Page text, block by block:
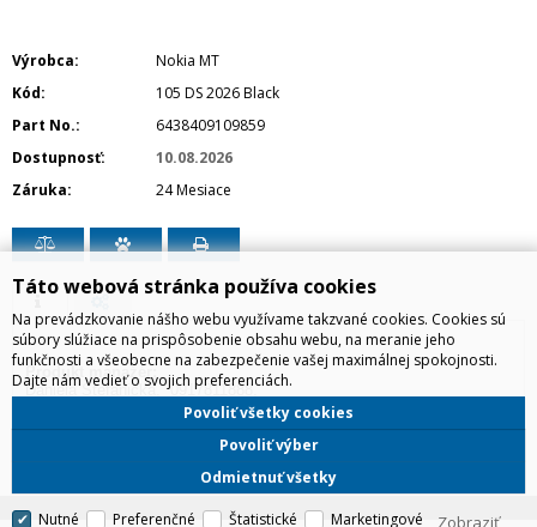
Výrobca
Nokia MT
Kód
105 DS 2026 Black
Part No.
6438409109859
Dostupnosť
10.08.2026
Záruka
24 Mesiace
Produkt manažér:
Daniela Štefanička, 0917811888,
daniela.stefanicka@irdistribution.sk
Táto webová stránka používa cookies
Na prevádzkovanie nášho webu využívame takzvané cookies. Cookies sú
súbory slúžiace na prispôsobenie obsahu webu, na meranie jeho
funkčnosti a všeobecne na zabezpečenie vašej maximálnej spokojnosti.
Dajte nám vedieť o svojich preferenciách.
Odmietnuť všetky
Povoliť výber
Povoliť všetky cookies
Nutné Preferenčné Štatistické Marketingové Zobraziť